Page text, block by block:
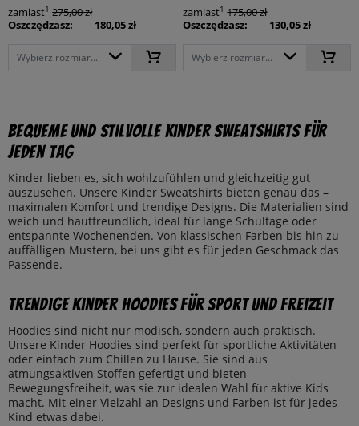
zamiast1 275,00 zł
Oszczędzasz:
180,05 zł
Wybierz rozmiar...
zamiast1 175,00 zł
Oszczędzasz:
130,05 zł
Wybierz rozmiar...
Bequeme und Stilvolle Kinder Sweatshirts für
Jeden Tag
Kinder lieben es, sich wohlzufühlen und gleichzeitig gut
auszusehen. Unsere Kinder Sweatshirts bieten genau das –
maximalen Komfort und trendige Designs. Die Materialien sind
weich und hautfreundlich, ideal für lange Schultage oder
entspannte Wochenenden. Von klassischen Farben bis hin zu
auffälligen Mustern, bei uns gibt es für jeden Geschmack das
Passende.
Trendige Kinder Hoodies für Sport und Freizeit
Hoodies sind nicht nur modisch, sondern auch praktisch.
Unsere Kinder Hoodies sind perfekt für sportliche Aktivitäten
oder einfach zum Chillen zu Hause. Sie sind aus
atmungsaktiven Stoffen gefertigt und bieten
Bewegungsfreiheit, was sie zur idealen Wahl für aktive Kids
macht. Mit einer Vielzahl an Designs und Farben ist für jedes
Kind etwas dabei.